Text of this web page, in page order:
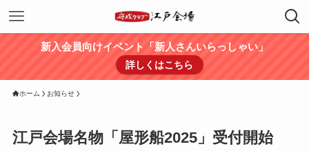
新入会員向けイベント「新人さんいらっしゃい」
詳しくはこちら
ホーム お知らせ
江戸会場名物「屋形船2025」受付開始